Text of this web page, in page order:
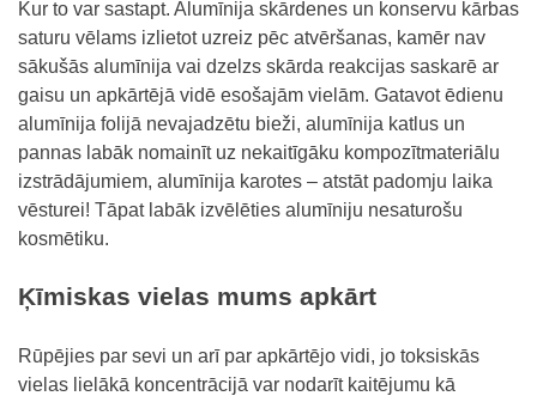
Kur to var sastapt. Alumīnija skārdenes un konservu kārbas
saturu vēlams izlietot uzreiz pēc atvēršanas, kamēr nav
sākušās alumīnija vai dzelzs skārda reakcijas saskarē ar
gaisu un apkārtējā vidē esošajām vielām. Gatavot ēdienu
alumīnija folijā nevajadzētu bieži, alumīnija katlus un
pannas labāk nomainīt uz nekaitīgāku kompozītmateriālu
izstrādājumiem, alumīnija karotes – atstāt padomju laika
vēsturei! Tāpat labāk izvēlēties alumīniju nesaturošu
kosmētiku.
Ķīmiskas vielas mums apkārt
Rūpējies par sevi un arī par apkārtējo vidi, jo toksiskās
vielas lielākā koncentrācijā var nodarīt kaitējumu kā